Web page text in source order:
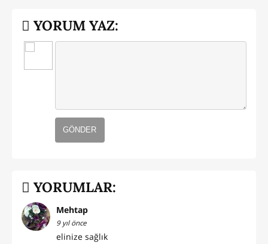
YORUM YAZ:
GÖNDER
YORUMLAR:
Mehtap
9 yıl önce
elinize sağlık